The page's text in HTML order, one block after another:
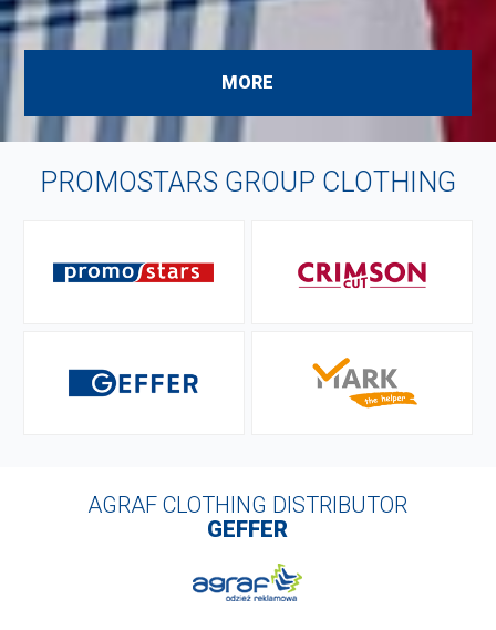
MORE
PROMOSTARS GROUP CLOTHING
AGRAF CLOTHING DISTRIBUTOR
GEFFER